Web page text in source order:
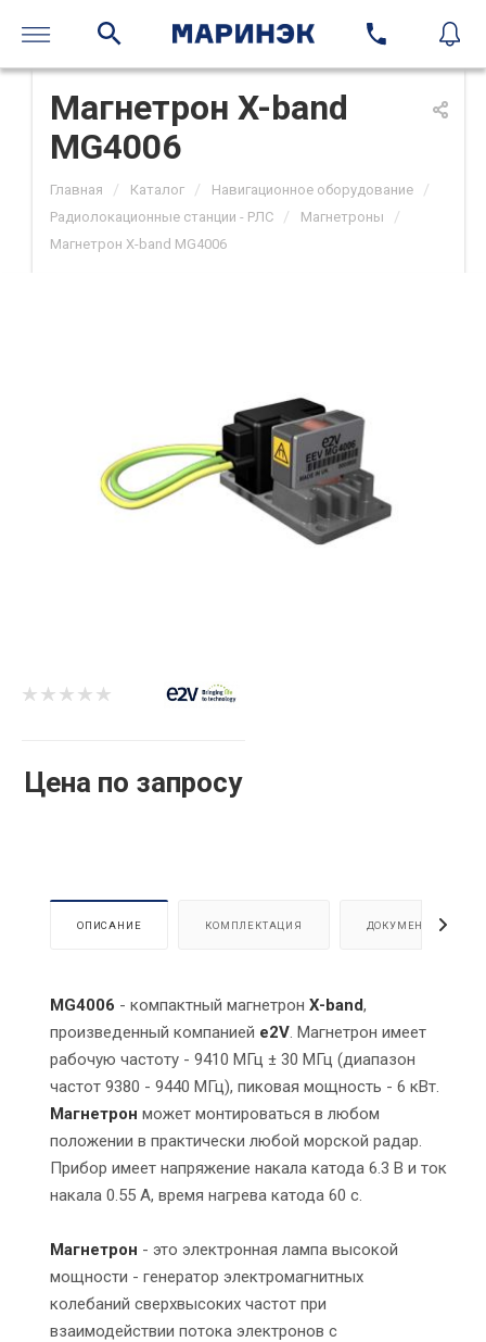
Магнетрон X-band
MG4006
Главная / Каталог / Навигационное оборудование /
Радиолокационные станции - РЛС / Магнетроны /
Магнетрон X-band MG4006
Цена по запросу
ОПИСАНИЕ КОМПЛЕКТАЦИЯ ДОКУМЕНТЫ
MG4006 - компактный магнетрон X-band,
произведенный компанией e2V. Магнетрон имеет
рабочую частоту - 9410 МГц ± 30 МГц (диапазон
частот 9380 - 9440 МГц), пиковая мощность - 6 кВт.
Магнетрон может монтироваться в любом
положении в практически любой морской радар.
Прибор имеет напряжение накала катода 6.3 В и ток
накала 0.55 А, время нагрева катода 60 с.
Магнетрон - это электронная лампа высокой
мощности - генератор электромагнитных
колебаний сверхвысоких частот при
взаимодействии потока электронов с